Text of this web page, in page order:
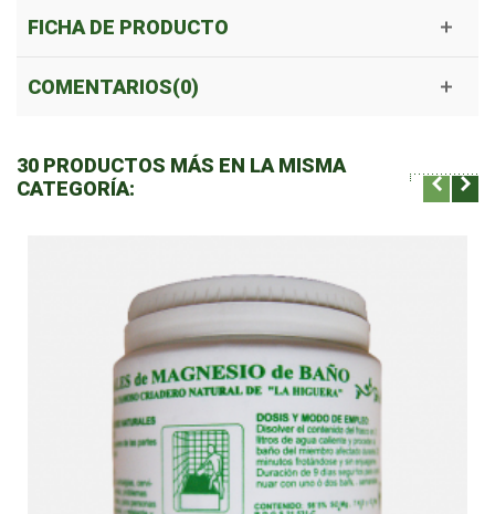
FICHA DE PRODUCTO
COMENTARIOS(0)
30 PRODUCTOS MÁS EN LA MISMA
CATEGORÍA: